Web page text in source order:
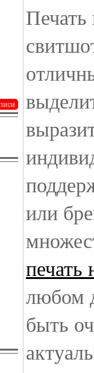
Печать
или
печать
любом
быть